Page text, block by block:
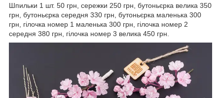
Шпильки 1 шт. 50 грн, сережки 250 грн, бутоньєрка велика 350
грн, бутоньєрка середня 330 грн, бутоньєрка маленька 300
грн, гілочка номер 1 маленька 300 грн, гілочка номер 2
середня 380 грн, гілочка номер 3 велика 450 грн.